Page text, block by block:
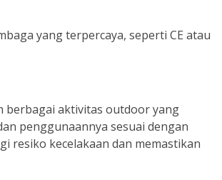
yang terpercaya, seperti CE atau
berbagai aktivitas outdoor yang
penggunaannya sesuai dengan
resiko kecelakaan dan memastikan